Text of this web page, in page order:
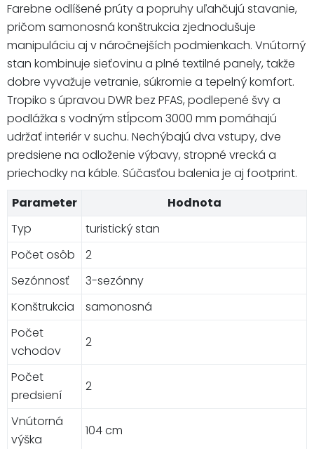
Farebne odlíšené prúty a popruhy uľahčujú stavanie,
pričom samonosná konštrukcia zjednodušuje
manipuláciu aj v náročnejších podmienkach. Vnútorný
stan kombinuje sieťovinu a plné textilné panely, takže
dobre vyvažuje vetranie, súkromie a tepelný komfort.
Tropiko s úpravou DWR bez PFAS, podlepené švy a
podlážka s vodným stĺpcom 3000 mm pomáhajú
udržať interiér v suchu. Nechýbajú dva vstupy, dve
predsiene na odloženie výbavy, stropné vrecká a
priechodky na káble. Súčasťou balenia je aj footprint.
Parameter
Hodnota
Typ
turistický stan
Počet osôb
2
Sezónnosť
3-sezónny
Konštrukcia
samonosná
Počet
vchodov
2
Počet
predsiení
2
Vnútorná
výška
104 cm